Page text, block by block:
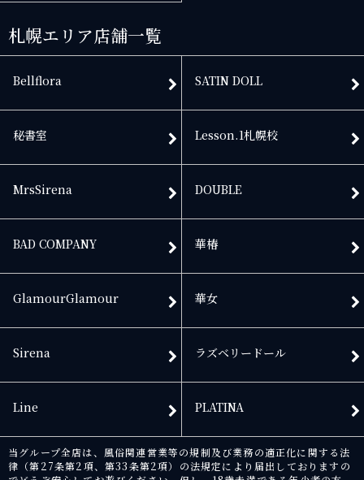
札幌エリア店舗一覧
Bellflora SATIN DOLL
秘書室 Lesson.1札幌校
MrsSirena DOUBLE
BAD COMPANY 華椿
GlamourGlamour 華女
Sirena ラズベリードール
Line PLATINA
当グループ全店は、風俗関連営業等の規制及び業務の適正化に関する法
律（第27条第2項、第33条第2項）の法規定により届出しておりますの